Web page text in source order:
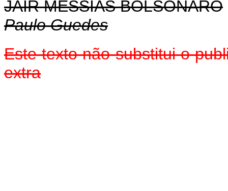
JAIR MESSIAS BOLSONARO
Paulo Guedes
Este texto não substitui o
extra